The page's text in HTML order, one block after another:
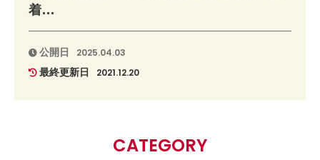
着...
公開日 2025.04.03
最終更新日 2021.12.20
CATEGORY